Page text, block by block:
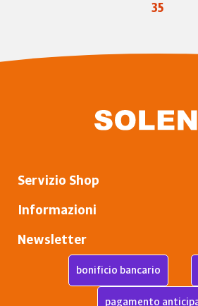
35
Servizio Shop
Informazioni
Newsletter
bonificio bancario
pagamento